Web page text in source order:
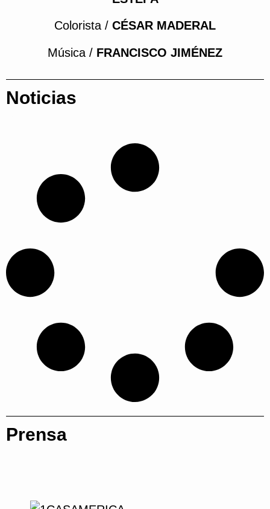
Colorista / CÉSAR MADERAL
Música / FRANCISCO JIMÉNEZ
Noticias
Prensa